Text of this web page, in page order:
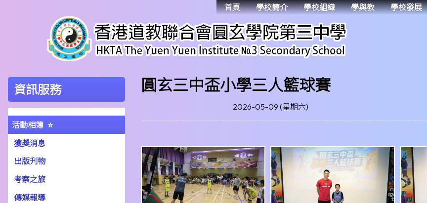
首頁 學校簡介 學校組織 學與教 學校發展
資訊服務
活動相簿
獲獎消息
出版刋物
考察之旅
傳媒報導
圓玄三中盃小學三人籃球賽
2026-05-09 (星期六)